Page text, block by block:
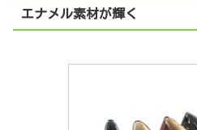
エナメル素材が輝く